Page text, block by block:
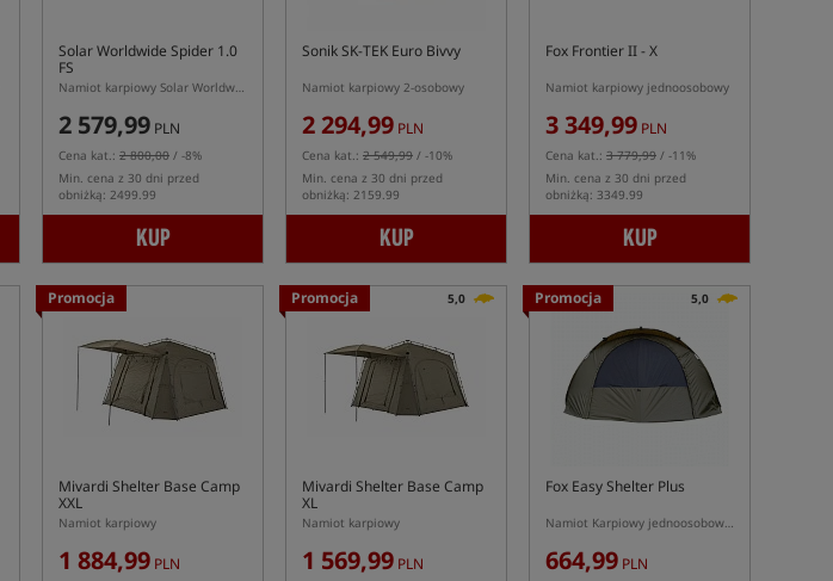
Solar Worldwide Spider 1.0
FS
Namiot karpiowy Solar Worldwide Spider 1.0 FS
2 579,99 PLN
Cena kat.: 2 800,00 / -8%
Min. cena z 30 dni przed
obniżką: 2499.99
KUP
Sonik SK-TEK Euro Bivvy
Namiot karpiowy 2-osobowy
2 294,99 PLN
Cena kat.: 2 549,99 / -10%
Min. cena z 30 dni przed
obniżką: 2159.99
KUP
Fox Frontier II - X
Namiot karpiowy jednoosobowy
3 349,99 PLN
Cena kat.: 3 779,99 / -11%
Min. cena z 30 dni przed
obniżką: 3349.99
KUP
Promocja
Mivardi Shelter Base Camp
XXL
Namiot karpiowy
1 884,99 PLN
Promocja 5,0
Mivardi Shelter Base Camp
XL
Namiot karpiowy
1 569,99 PLN
Promocja 5,0
Fox Easy Shelter Plus
Namiot Karpiowy jednoosobowy typu Pop Up
664,99 PLN